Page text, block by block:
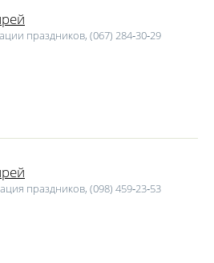
праздников, (067) 284‑30‑29
праздников, (098) 459‑23‑53